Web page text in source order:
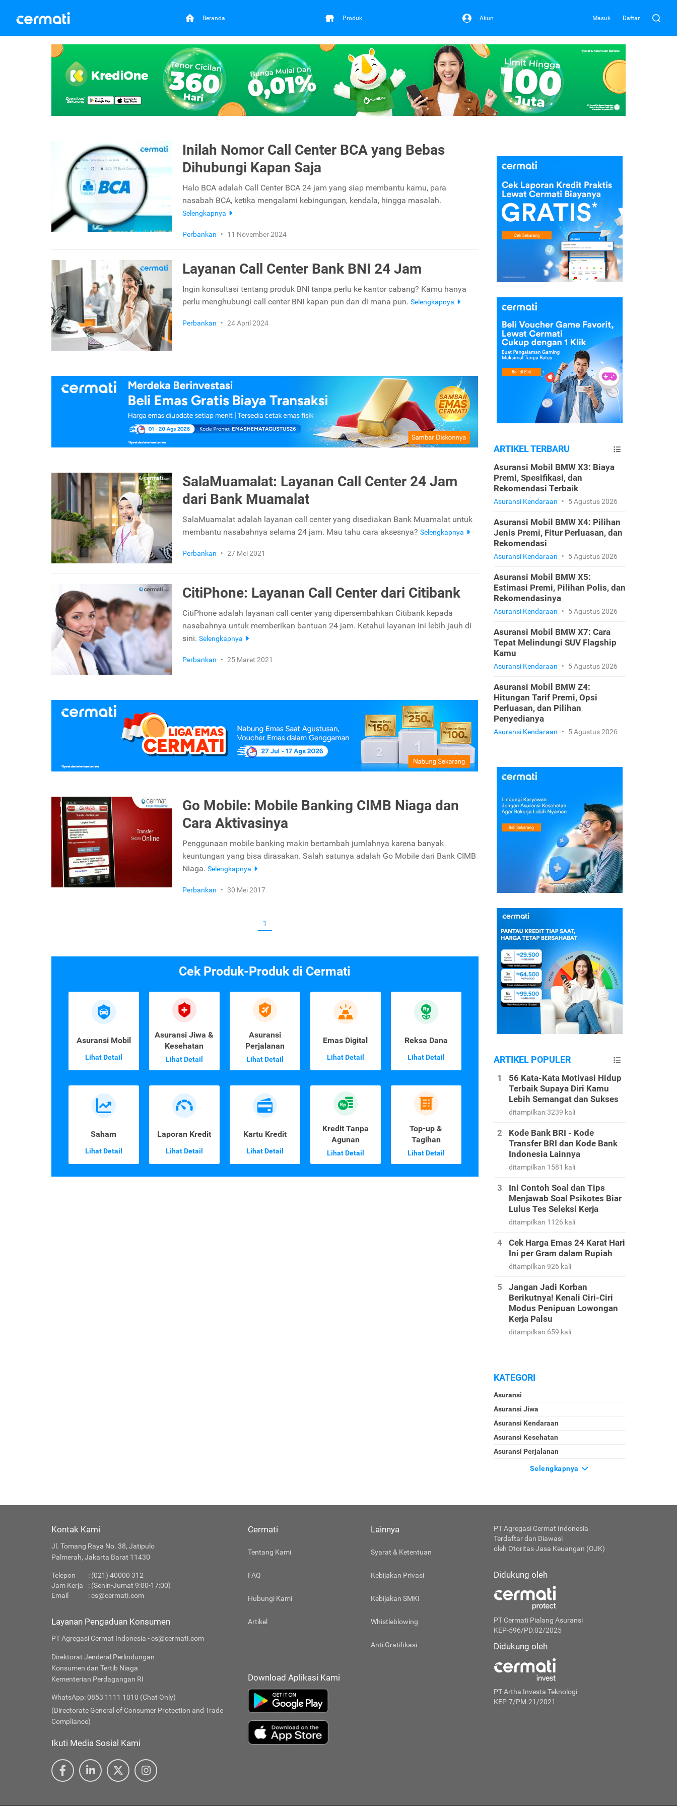
Beranda Produk Akun Masuk Daftar
Inilah Nomor Call Center BCA yang Bebas
Dihubungi Kapan Saja
Halo BCA adalah Call Center BCA 24 jam yang siap membantu kamu, para
nasabah BCA, ketika mengalami kebingungan, kendala, hingga masalah.
Selengkapnya
Perbankan • 11 November 2024
Layanan Call Center Bank BNI 24 Jam
Ingin konsultasi tentang produk BNI tanpa perlu ke kantor cabang? Kamu hanya
perlu menghubungi call center BNI kapan pun dan di mana pun. Selengkapnya
Perbankan • 24 April 2024
SalaMuamalat: Layanan Call Center 24 Jam
dari Bank Muamalat
SalaMuamalat adalah layanan call center yang disediakan Bank Muamalat untuk
membantu nasabahnya selama 24 jam. Mau tahu cara aksesnya? Selengkapnya
Perbankan • 27 Mei 2021
CitiPhone: Layanan Call Center dari Citibank
CitiPhone adalah layanan call center yang dipersembahkan Citibank kepada
nasabahnya untuk memberikan bantuan 24 jam. Ketahui layanan ini lebih jauh di
sini. Selengkapnya
Perbankan • 25 Maret 2021
Go Mobile: Mobile Banking CIMB Niaga dan
Cara Aktivasinya
Penggunaan mobile banking makin bertambah jumlahnya karena banyak
keuntungan yang bisa dirasakan. Salah satunya adalah Go Mobile dari Bank CIMB
Niaga. Selengkapnya
Perbankan • 30 Mei 2017
1
Cek Produk-Produk di Cermati
Asuransi Mobil
Lihat Detail
Asuransi Jiwa &
Kesehatan
Lihat Detail
Asuransi
Perjalanan
Lihat Detail
Emas Digital
Lihat Detail
Reksa Dana
Lihat Detail
Saham
Lihat Detail
Laporan Kredit
Lihat Detail
Kartu Kredit
Lihat Detail
Kredit Tanpa
Agunan
Lihat Detail
Top-up &
Tagihan
Lihat Detail
ARTIKEL TERBARU
Asuransi Mobil BMW X3: Biaya
Premi, Spesifikasi, dan
Rekomendasi Terbaik
Asuransi Kendaraan • 5 Agustus 2026
Asuransi Mobil BMW X4: Pilihan
Jenis Premi, Fitur Perluasan, dan
Rekomendasi
Asuransi Kendaraan • 5 Agustus 2026
Asuransi Mobil BMW X5:
Estimasi Premi, Pilihan Polis, dan
Rekomendasinya
Asuransi Kendaraan • 5 Agustus 2026
Asuransi Mobil BMW X7: Cara
Tepat Melindungi SUV Flagship
Kamu
Asuransi Kendaraan • 5 Agustus 2026
Asuransi Mobil BMW Z4:
Hitungan Tarif Premi, Opsi
Perluasan, dan Pilihan
Penyedianya
Asuransi Kendaraan • 5 Agustus 2026
ARTIKEL POPULER
56 Kata-Kata Motivasi Hidup
Terbaik Supaya Diri Kamu
Lebih Semangat dan Sukses
ditampilkan 3239 kali
Kode Bank BRI - Kode
Transfer BRI dan Kode Bank
Indonesia Lainnya
ditampilkan 1581 kali
Ini Contoh Soal dan Tips
Menjawab Soal Psikotes Biar
Lulus Tes Seleksi Kerja
ditampilkan 1126 kali
Cek Harga Emas 24 Karat Hari
Ini per Gram dalam Rupiah
ditampilkan 926 kali
Jangan Jadi Korban
Berikutnya! Kenali Ciri-Ciri
Modus Penipuan Lowongan
Kerja Palsu
ditampilkan 659 kali
KATEGORI
Asuransi
Asuransi Jiwa
Asuransi Kendaraan
Asuransi Kesehatan
Asuransi Perjalanan
Selengkapnya
Kontak Kami
Jl. Tomang Raya No. 38, Jatipulo
Palmerah, Jakarta Barat 11430
Telepon
: (021) 40000 312
Jam Kerja
: (Senin-Jumat 9:00-17:00)
Email
:cs@cermati.com
Layanan Pengaduan Konsumen
PT Agregasi Cermat Indonesia - cs@cermati.com
Direktorat Jenderal Perlindungan
Konsumen dan Tertib Niaga
Kementerian Perdagangan RI
WhatsApp: 0853 1111 1010 (Chat Only)
(Directorate General of Consumer Protection and Trade
Compliance)
Ikuti Media Sosial Kami
Cermati
Tentang Kami
FAQ
Hubungi Kami
Artikel
Lainnya
Syarat & Ketentuan
Kebijakan Privasi
Kebijakan SMKI
Whistleblowing
Anti Gratifikasi
Download Aplikasi Kami
PT Agregasi Cermat Indonesia
Terdaftar dan Diawasi
oleh Otoritas Jasa Keuangan (OJK)
Didukung oleh
PT Cermati Pialang Asuransi
KEP-596/PD.02/2025
Didukung oleh
PT Artha Investa Teknologi
KEP-7/PM.21/2021